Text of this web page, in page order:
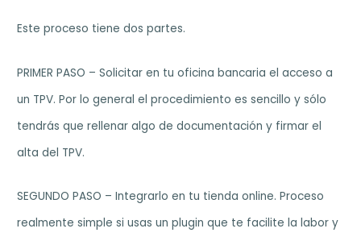
Este proceso tiene dos partes.
PRIMER PASO – Solicitar en tu oficina bancaria el acceso a
un TPV. Por lo general el procedimiento es sencillo y sólo
tendrás que rellenar algo de documentación y firmar el
alta del TPV.
SEGUNDO PASO – Integrarlo en tu tienda online. Proceso
realmente simple si usas un plugin que te facilite la labor y